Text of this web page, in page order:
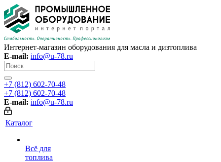
Интернет-магазин оборудования для масла и дизтоплива
E-mail: info@u-78.ru
+7 (812) 602-70-48
+7 (812) 602-70-48
E-mail: info@u-78.ru
Каталог
Всё для
топлива